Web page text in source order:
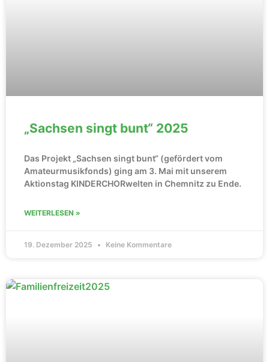
„Sachsen singt bunt“ 2025
Das Projekt „Sachsen singt bunt“ (gefördert vom
Amateurmusikfonds) ging am 3. Mai mit unserem
Aktionstag KINDERCHORwelten in Chemnitz zu Ende.
WEITERLESEN »
19. Dezember 2025 Keine Kommentare